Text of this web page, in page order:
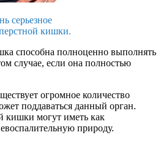
серьезное
кишки.
способна полноценно выполнять
случае, если она полностью
огромное количество
поддаваться данный орган.
кишки могут иметь как
природу.